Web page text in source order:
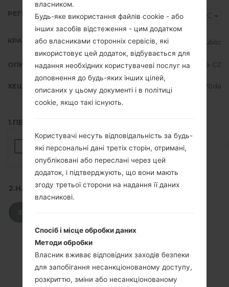
РЕГІОН VDC
КРАЇНА Czech Republic
ОПИС Vodafone CZ
ХЕШ cafc7f26151a108d33863f1fa02670da
1.ПЕРЕВІРТИ НАЯВНІСТЬ RECAPTCHA
2.НАТИСНІТЬ, ЩОБ ЗАВАНТАЖИТИ
власником.
Будь-яке використання файлів cookie - або
інших засобів відстеження - цим додатком
або власниками сторонніх сервісів, які
використовує цей додаток, відбувається для
надання необхідних користувачеві послуг на
доповнення до будь-яких інших цілей,
описаних у цьому документі і в політиці
cookie, якщо такі існують.
Користувачі несуть відповідальність за будь-
які персональні дані третіх сторін, отримані,
опубліковані або переслані через цей
додаток, і підтверджують, що вони мають
згоду третьої сторони на надання її даних
власникові.
Спосіб і місце обробки даних
Методи обробки
Власник вживає відповідних заходів безпеки
для запобігання несанкціонованому доступу,
розкриттю, зміни або несанкціонованому